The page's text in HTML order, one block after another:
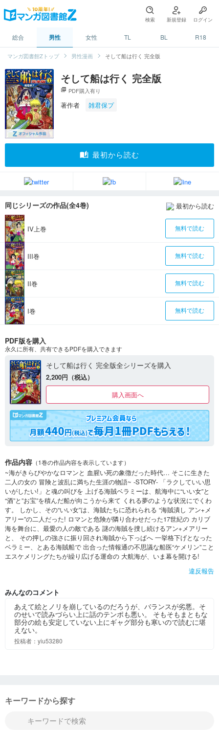
検索 新規登録 ログイン
総合 男性 女性 TL BL R18
マンガ図書館Zトップ 男性漫画 そして船は行く 完全版
そして船は行く 完全版
picture_as_pdf PDF購入有り
著作者 雑君保プ
auto_stories 最初から読む
同じシリーズの作品(全4巻) 最初から読む
IV上巻 無料で読む
III巻 無料で読む
II巻 無料で読む
I巻 無料で読む
PDF版を購入
永久に所有、共有できるPDFを購入できます
そして船は行く 完全版全シリーズを購入
2,200円（税込）
購入画面へ
作品内容 （1巻の作品内容を表示しています）
~海がきらびやかなロマンと 血腥い死の象徴だった時代… そこに生きた
二人の女の 冒険と波乱に満ちた生涯の物語~ -STORY- 「ラクしていい思
いがしたい!」と魂の叫びを 上げる海賊ベラミーは、航海中に“いい女”と
“酒”と”お宝”を積んだ船が向こうから来て くれる夢のような状況にでくわ
す。 しかし、その“いい女”は、海賊たちに恐れられる “海賊潰し アン+メ
アリー”の二人だった! ロマンと危険が隣り合わせだった17世紀の カリブ
海を舞台に、最愛の人の敵である 謎の海賊を捜し続けるアン+メアリー
と、 その押しの強さに振り回され海賊から下っぱへ 一挙格下げとなった
ベラミー、とある海賊船で 出合った情報通の不思議な船医“ケメリン”こと
エスケメリングたちが繰り広げる運命の 大航海が、いま幕を開ける!
違反報告
みんなのコメント
あえて絵とノリを崩しているのだろうが、バランスが劣悪。そ
のせいで読みづらい上に話のテンポも悪い。 そもそもまともな
部分の絵も安定していない上にギャグ部分も寒いので読むに堪
えない。
投稿者：yiu53280
キーワードから探す